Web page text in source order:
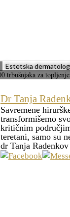
Estetska
trbušnjaka za
Dr Tanja
Savremene
transformišemo
kritičnim
teretani, samo su
dr Tanja